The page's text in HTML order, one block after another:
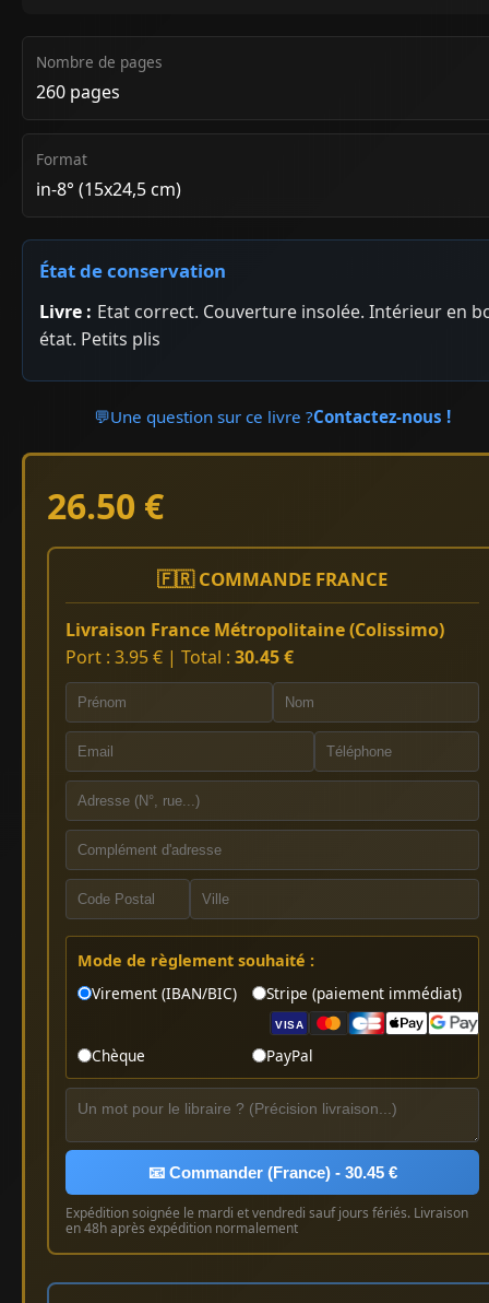
Nombre de pages
260 pages
Format
in-8° (15x24,5 cm)
État de conservation
Livre : Etat correct. Couverture insolée. Intérieur en
état. Petits plis
💬Une question sur ce livre ?Contactez-nous !
26.50 €
🇫🇷 COMMANDE FRANCE
Livraison France Métropolitaine (Colissimo)
Port : 3.95 € | Total : 30.45 €
Mode de règlement souhaité :
Virement (IBAN/BIC)
Stripe (paiement immédiat)
VISA
Chèque PayPal
📧 Commander (France) - 30.45 €
Expédition soignée le mardi et vendredi sauf jours fériés. Livraison
en 48h après expédition normalement